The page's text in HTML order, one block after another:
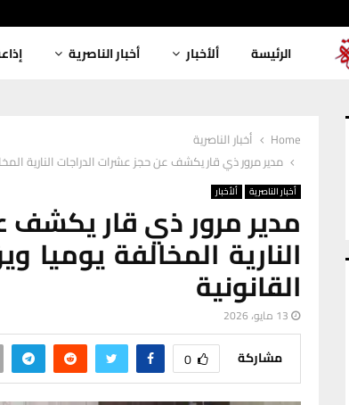
الرئيسة ألأخبار أخبار الناصرية
Home
أخبار الناصرية
مدير مرور ذي قار يكشف عن حجز عشرات الدراجات النارية
أخبار الناصرية ألأخبار
مدير مرور ذي قار يكشف
النارية المخالفة يوميا
القانونية
13 مايو، 2026
مشاركة 0